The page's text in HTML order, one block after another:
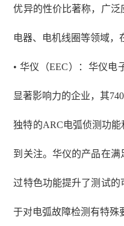
优异的性价比著称，广泛
电器、电机线圈等领域，
• 华仪（EEC）：华仪电
显著影响力的企业，其
独特的ARC电弧侦测功
到关注。华仪的产品在
过特色功能提升了测试的
于对电弧故障检测有特殊